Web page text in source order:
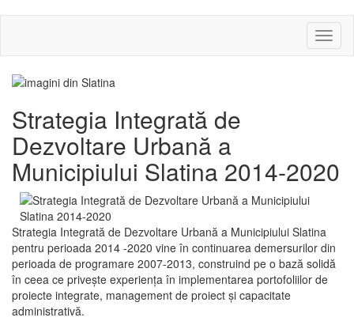
sau
Strategia Integrată de
Dezvoltare Urbană a
Municipiului Slatina 2014-2020
Strategia Integrată de Dezvoltare Urbană a Municipiului Slatina
pentru perioada 2014 -2020 vine în continuarea demersurilor din
perioada de programare 2007-2013, construind pe o bază solidă
în ceea ce priveşte experienţa în implementarea portofoliilor de
proiecte integrate, management de proiect și capacitate
administrativă.